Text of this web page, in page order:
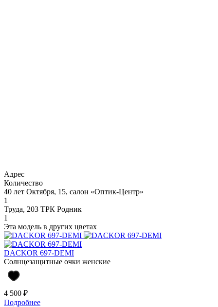
Адрес
Количество
40 лет Октября, 15, салон «Оптик-Центр»
1
Труда, 203 ТРК Родник
1
Эта модель в других цветах
DACKOR 697-DEMI
Солнцезащитные очки женские
4 500 ₽
Подробнее